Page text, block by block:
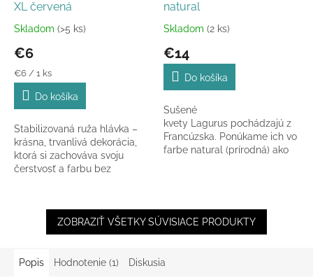
XL červená
Priemerné
produktu
je
5,0
5
hviezdičiek.
Skladom (>5 ks)
€6
Jednotková
cena:
€6 / 1 ks
Do košíka
Stabilizovaná ruža hlávka –
krásna, trvanlivá dekorácia,
ktorá si zachováva svoju
čerstvosť a farbu bez
natural
Priemerné
produktu
5,0
5
hviezdičiek.
Skladom (2 ks)
€14
Do košíka
Sušené
kvety Lagurus pochádzajú z
Francúzska. Ponúkame ich vo
farbe natural (prírodná) ako
ZOBRAZIŤ VŠETKY SÚVISIACE PRODUKTY
Popis Hodnotenie (1) Diskusia